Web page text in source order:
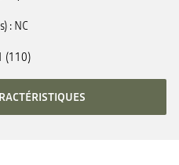
NC
(110)